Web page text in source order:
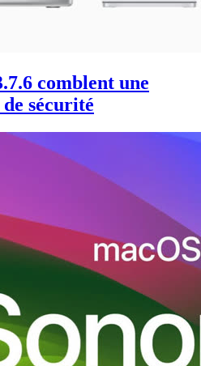
comblent une
sécurité